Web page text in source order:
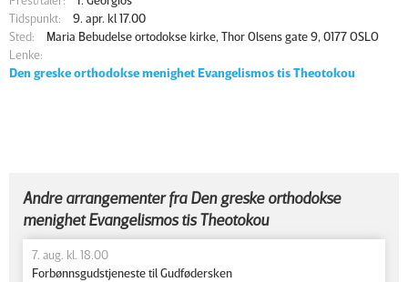
Tidspunkt:
9. apr. kl 17.00
Sted:
Maria Bebudelse ortodokse kirke, Thor Olsens gate 9, 0177 OSLO
Lenke:
Den greske orthodokse menighet Evangelismos tis Theotokou
Andre arrangementer fra Den greske orthodokse
menighet Evangelismos tis Theotokou
7. aug. kl. 18.00
Forbønnsgudstjeneste til Gudfødersken